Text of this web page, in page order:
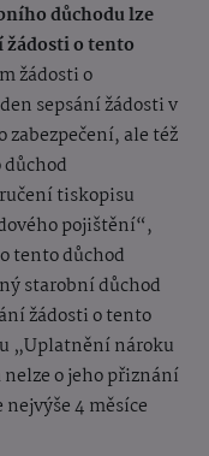
důchodu lze
o tento
žádosti o
sepsání žádosti v
ale též
tiskopisu
pojištění“,
tento důchod
starobní důchod
žádosti o tento
„Uplatnění nároku
o jeho přiznání
4 měsíce